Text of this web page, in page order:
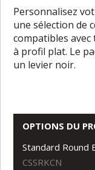
Personnalisez
une sélection de
compatibles avec
à profil plat. Le
un levier noir.
OPTIONS DU
Standard Round
CSSRKCN